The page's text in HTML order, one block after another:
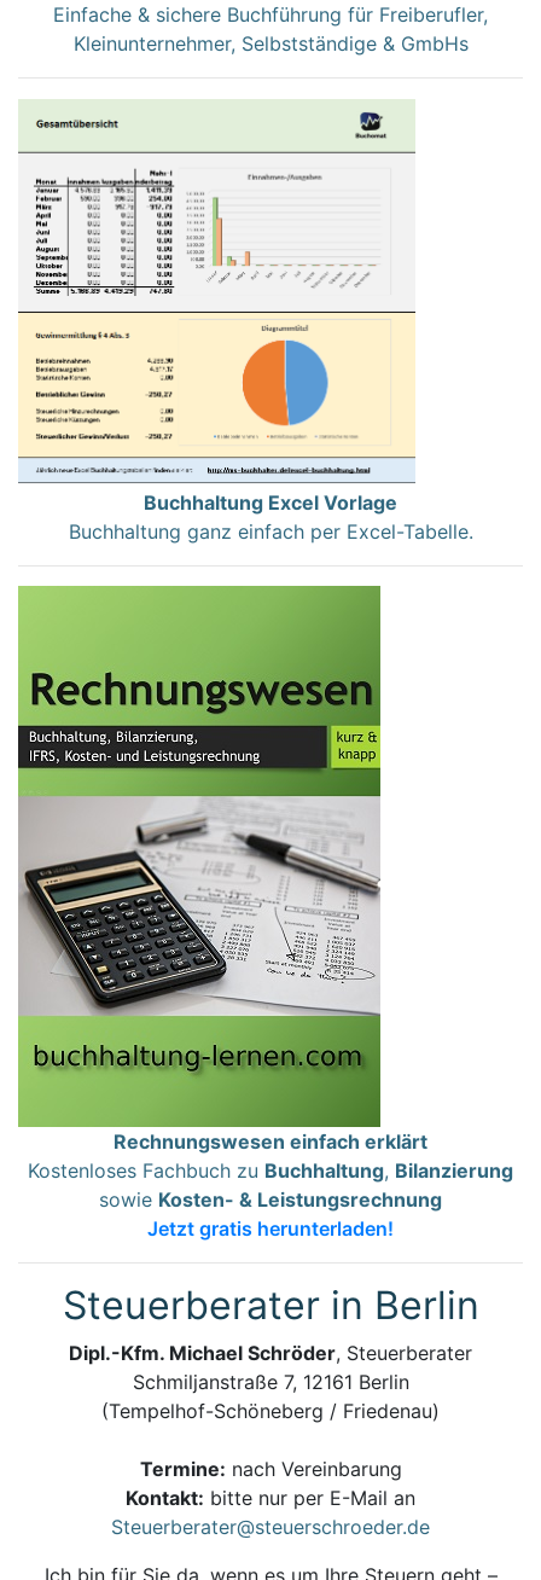
Einfache & sichere Buchführung für Freiberufler,
Kleinunternehmer, Selbstständige & GmbHs
Buchhaltung Excel Vorlage
Buchhaltung ganz einfach per Excel-Tabelle.
Rechnungswesen einfach erklärt
Kostenloses Fachbuch zu Buchhaltung, Bilanzierung
sowie Kosten- & Leistungsrechnung
Jetzt gratis herunterladen!
Steuerberater in Berlin
Dipl.-Kfm. Michael Schröder, Steuerberater
Schmiljanstraße 7, 12161 Berlin
(Tempelhof-Schöneberg / Friedenau)
Termine: nach Vereinbarung
Kontakt: bitte nur per E-Mail an
Steuerberater@steuerschroeder.de
Ich bin für Sie da, wenn es um Ihre Steuern geht –